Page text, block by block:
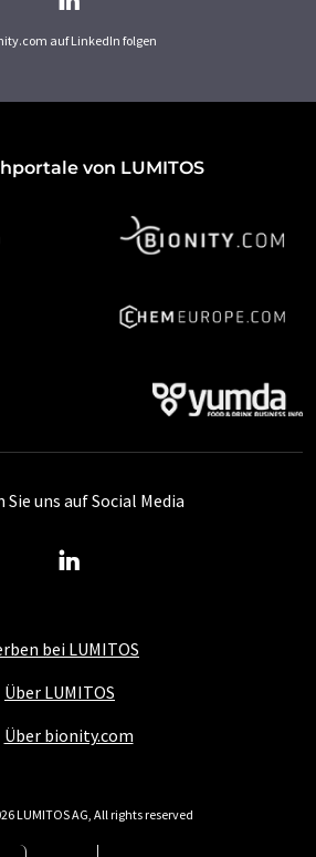
auf LinkedIn folgen
von LUMITOS
bei LUMITOS
Über LUMITOS
Über bionity.com
Sie uns auf Social Media
LUMITOS AG, All rights reserved